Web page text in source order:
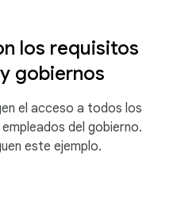
los requisitos
gobiernos
el acceso a todos los
del gobierno.
este ejemplo.